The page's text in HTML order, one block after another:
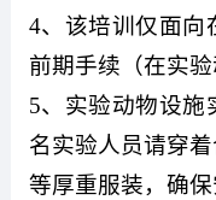
4、该培训仅面向
前期手续（在实
5、 实验动物设施
名实验人员请穿
等厚重服装，确保